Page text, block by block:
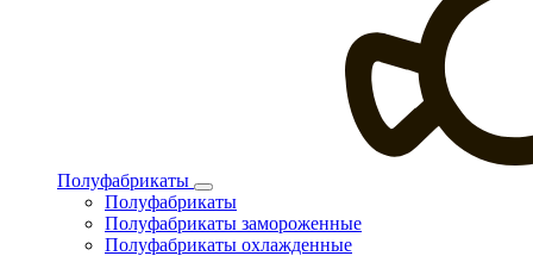
Полуфабрикаты
Полуфабрикаты
Полуфабрикаты замороженные
Полуфабрикаты охлажденные